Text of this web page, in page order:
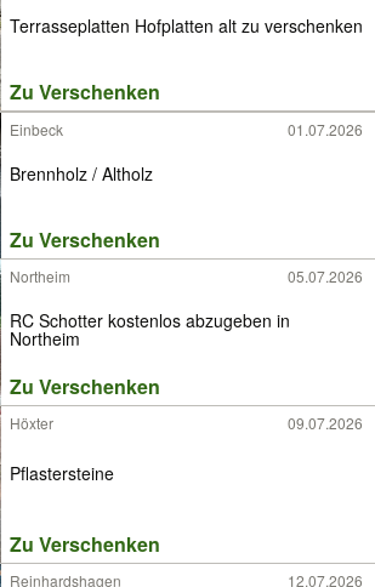
Terrasseplatten Hofplatten alt zu verschenken
Zu Verschenken
Einbeck 01.07.2026
Brennholz / Altholz
Zu Verschenken
Northeim 05.07.2026
RC Schotter kostenlos abzugeben in
Northeim
Zu Verschenken
Höxter 09.07.2026
Pflastersteine
Zu Verschenken
Reinhardshagen 12.07.2026